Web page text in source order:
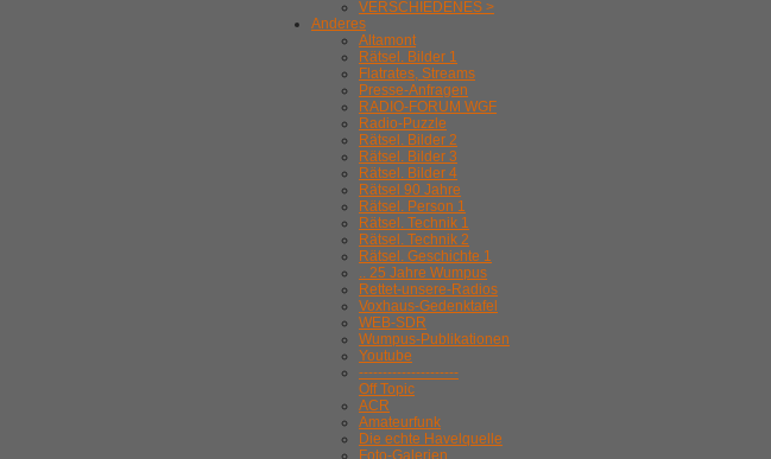
VERSCHIEDENES >
Anderes
Altamont
Rätsel. Bilder 1
Flatrates, Streams
Presse-Anfragen
RADIO-FORUM WGF
Radio-Puzzle
Rätsel. Bilder 2
Rätsel. Bilder 3
Rätsel. Bilder 4
Rätsel 90 Jahre
Rätsel. Person 1
Rätsel. Technik 1
Rätsel. Technik 2
Rätsel. Geschichte 1
.. 25 Jahre Wumpus
Rettet-unsere-Radios
Voxhaus-Gedenktafel
WEB-SDR
Wumpus-Publikationen
Youtube
---------------------
Off Topic
ACR
Amateurfunk
Die echte Havelquelle
Foto-Galerien